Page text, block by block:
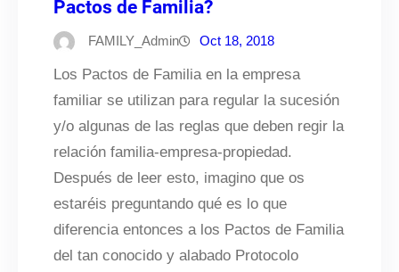
Pactos de Familia?
FAMILY_Admin Oct 18, 2018
Los Pactos de Familia en la empresa
familiar se utilizan para regular la sucesión
y/o algunas de las reglas que deben regir la
relación familia-empresa-propiedad.
Después de leer esto, imagino que os
estaréis preguntando qué es lo que
diferencia entonces a los Pactos de Familia
del tan conocido y alabado Protocolo